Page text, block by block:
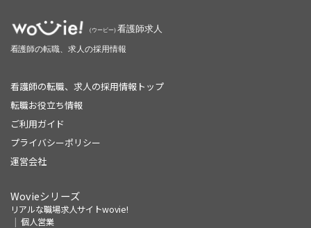
看護師の転職、求人の採用情報トップ
転職お役立ち情報
ご利用ガイド
プライバシーポリシー
運営会社
Wovieシリーズ
リアルな職場求人サイトwovie!
個人営業